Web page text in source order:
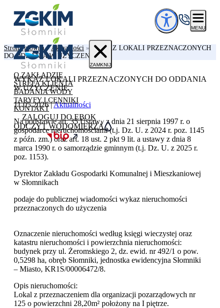
Przejdź do treści
MENU
ZAMKNIJ
O ZAKŁADZIE
STREFA KLIENTA
BADANIA WODY
TARYFY I CENNIKI
KONTAKT
ZALOGUJ DO EBOK
ODCZYT WODOMIERZA
Strona główna»Aktualności »
WYKAZ LOKALI PRZEZNACZONYCH
DO ODDANIA W UŻYCZENIE
WYKAZ LOKALI PRZEZNACZONYCH DO ODDANIA
W UŻYCZENIE
11.05.2026|Aktualności
Na podstawie art. 35 Ustawy z dnia 21 sierpnia 1997 r. o
gospodarce nieruchomościami (t.j. Dz. U. z 2024 r. poz. 1145
z późn. zm.) oraz art. 18 ust. 2 pkt 9 lit. a ustawy z dnia 8
marca 1990 r. o samorządzie gminnym (t.j. Dz. U. z 2025 r.
poz. 1153).
Dyrektor Zakładu Gospodarki Komunalnej i Mieszkaniowej
w Słomnikach
podaje do publicznej wiadomości wykaz nieruchomości
przeznaczonych do użyczenia
Oznaczenie nieruchomości według księgi wieczystej oraz
katastru nieruchomości i powierzchnia nieruchomości:
budynek przy ul. Żeromskiego 2, dz. ewid. nr 492/1 o pow.
0,5298 ha, obręb Słomniki, jednostka ewidencyjna Słomniki
– Miasto, KR1S/00006472/8.
Opis nieruchomości:
Lokal z przeznaczeniem dla organizacji pozarządowych nr
125 o powierzchni 28,20m² położony na I piętrze.